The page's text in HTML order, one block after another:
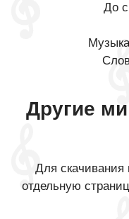
До
Другие
Для скачивания
отдельную